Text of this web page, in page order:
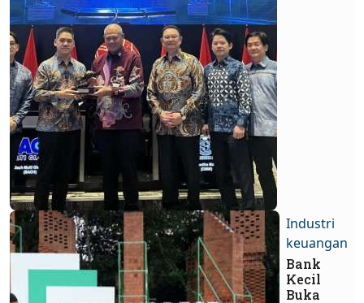
Industri
keuangan
Bank
Kecil
Buka